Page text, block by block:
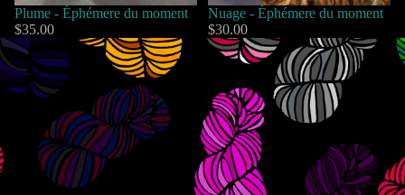
Plume - Éphémere du moment
$35.00
Nuage - Éphémere du moment
$30.00